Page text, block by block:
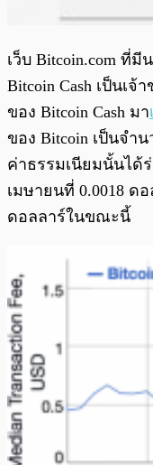
เว็บ Bitcoin.com ที่
Bitcoin Cash เป็นเ
ของ Bitcoin Cash มา
ของ Bitcoin เป็นจำ
ค่าธรรมเนียมนั้นได้
เมษายนที่ 0.0018 ด
ดอลลาร์ในขณะนี้